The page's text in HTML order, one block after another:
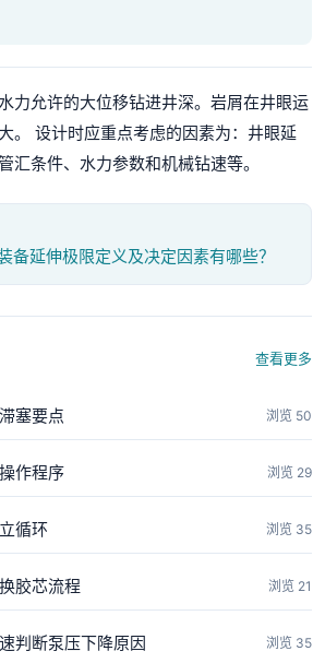
力允许的大位移钻进井深。岩屑在井眼运
。 设计时应重点考虑的因素为：井眼延
条件、水力参数和机械钻速等。
备延伸极限定义及决定因素有哪些？
查看更多
塞要点 浏览 50
作程序 浏览 29
循环 浏览 35
胶芯流程 浏览 21
判断泵压下降原因 浏览 35